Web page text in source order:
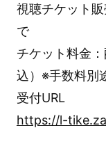
視聴チケット
で
チケット料金
込）※手数料別
受付URL
https://l-